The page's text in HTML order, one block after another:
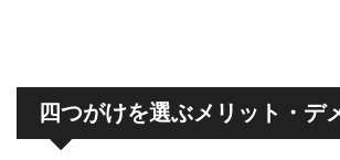
四つがけを選ぶメリット・デ